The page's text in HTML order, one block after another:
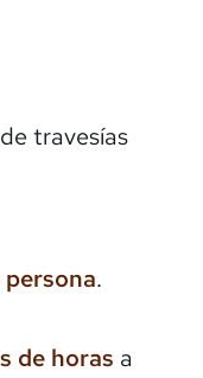
travesías
persona.
de horas a